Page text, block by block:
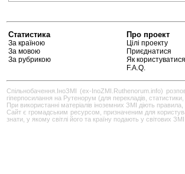
Статистика
За країною
За мовою
За рубрикою
Про проект
Цілі проекту
Приєднатися
Як
F.A.Q.
Спільнобачення.ІноЗМІ (ex-InoZMI.Ruthenorum.info)
гіперпосилання на Рутенорум (для перекладів,
При використанні матеріалів іноземних ЗМІ діють
Сайт є громадським ресурсом, призначеним для
знати, у якому світлі його та країну подають у світових